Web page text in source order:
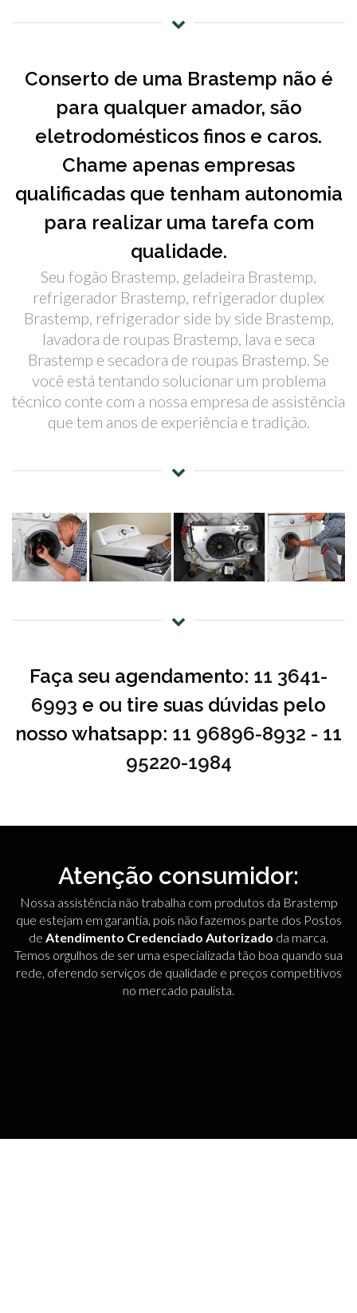
Conserto de uma Brastemp não é
para qualquer amador, são
eletrodomésticos finos e caros.
Chame apenas empresas
qualificadas que tenham autonomia
para realizar uma tarefa com
qualidade.
Seu fogão Brastemp, geladeira Brastemp,
refrigerador Brastemp, refrigerador duplex
Brastemp, refrigerador side by side Brastemp,
lavadora de roupas Brastemp, lava e seca
Brastemp e secadora de roupas Brastemp. Se
você está tentando solucionar um problema
técnico conte com a nossa empresa de assistência
que tem anos de experiência e tradição.
Faça seu agendamento: 11 3641-
6993 e ou tire suas dúvidas pelo
nosso whatsapp: 11 96896-8932 - 11
95220-1984
Atenção consumidor:
Nossa assistência não trabalha com produtos da Brastemp
que estejam em garantia, pois não fazemos parte dos Postos
de Atendimento Credenciado Autorizado da marca.
Temos orgulhos de ser uma especializada tão boa quando sua
rede, oferendo serviços de qualidade e preços competitivos
no mercado paulista.